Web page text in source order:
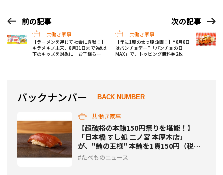
前の記事
共働き家事
【ラーメンを通じて社会に貢献！】
キラメキノ未来、8月31日まで9歳以
下のキッズを対象に「お子様らーめ
次の記事
共働き家事
【年に1度の太っ腹企画！】“8月8日
はパンチョデー”「パンチョの日
MAX」で、トッピング無料券2枚＆
バックナンバー BACK NUMBER
共働き家事
【超破格の本鮪150円祭りを堪能！】
「日本橋 すし処 二ノ宮 本厚木店」
が、"鮪の王様" 本鮪を1貫150円（税
込）で提供！
たべものニュース